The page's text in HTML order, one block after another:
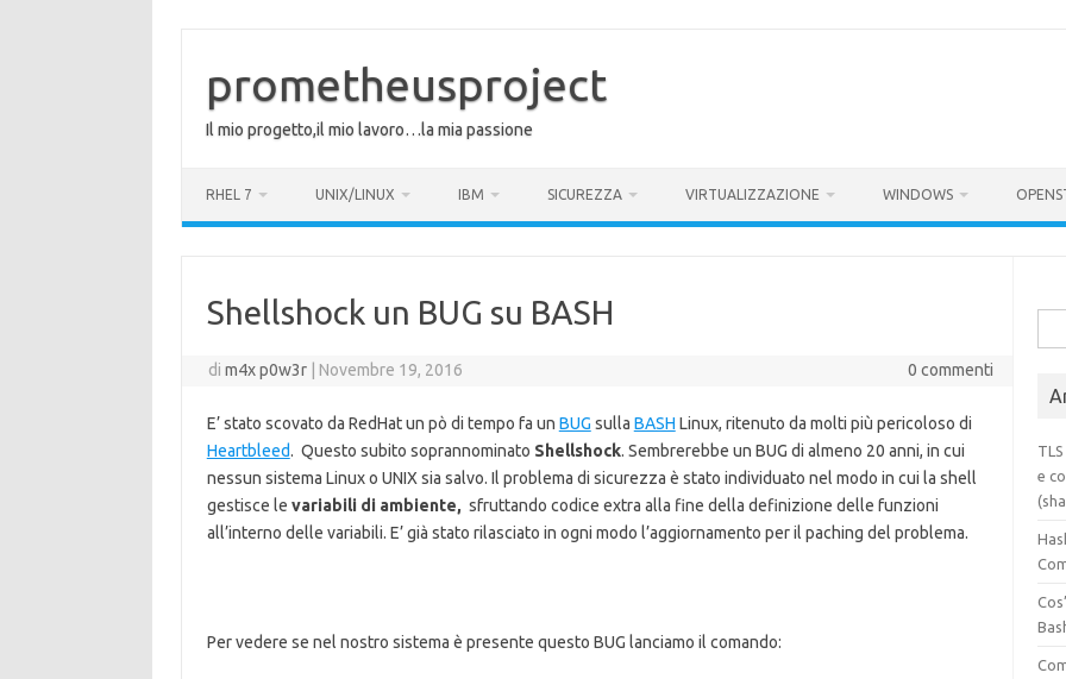
prometheusproject
Il mio progetto,il mio lavoro…la mia passione
RHEL 7 UNIX/LINUX IBM SICUREZZA VIRTUALIZZAZIONE WINDOWS
Shellshock un BUG su BASH
dim4x p0w3r Novembre 19, 2016 0 commenti
E’ stato scovato da RedHat un pò di tempo fa un BUG sulla BASH Linux, ritenuto da molti più pericoloso di
Heartbleed. Questo subito soprannominato Shellshock. Sembrerebbe un BUG di almeno 20 anni, in cui
nessun sistema Linux o UNIX sia salvo. Il problema di sicurezza è stato individuato nel modo in cui la shell
gestisce le variabili di ambiente, sfruttando codice extra alla fine della definizione delle funzioni
all’interno delle variabili. E’ già stato rilasciato in ogni modo l’aggiornamento per il paching del problema.
Per vedere se nel nostro sistema è presente questo BUG lanciamo il comando:
per:
e